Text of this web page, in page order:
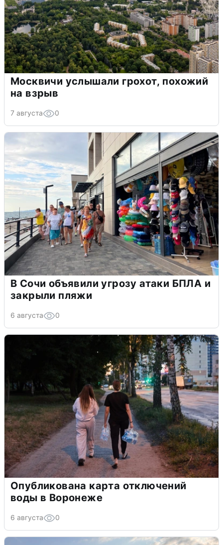
Москвичи услышали грохот, похожий
на взрыв
7 августа 0
В Сочи объявили угрозу атаки БПЛА и
закрыли пляжи
6 августа 0
Опубликована карта отключений
воды в Воронеже
6 августа 0